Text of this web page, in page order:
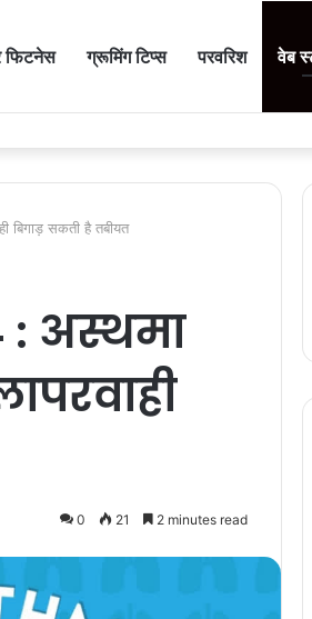
फिटनेस ग्रूमिंग टिप्स परवरिश वेब
है? जानें एक्सपर्ट की सलाह
बिगाड़ सकती है तबीयत
अस्थमा
0 21 2 minutes read